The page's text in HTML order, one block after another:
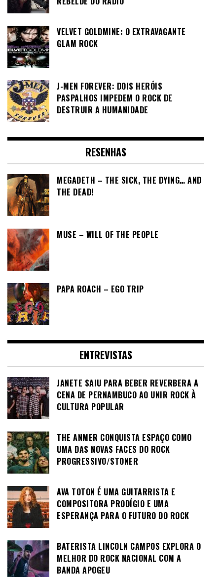
VELVET GOLDMINE: O EXTRAVAGANTE
GLAM ROCK
J-MEN FOREVER: DOIS HERÓIS
PASPALHOS IMPEDEM O ROCK DE
DESTRUIR A HUMANIDADE
RESENHAS
MEGADETH – THE SICK, THE DYING… AND
THE DEAD!
MUSE – WILL OF THE PEOPLE
PAPA ROACH – EGO TRIP
ENTREVISTAS
JANETE SAIU PARA BEBER REVERBERA A
CENA DE PERNAMBUCO AO UNIR ROCK À
CULTURA POPULAR
THE ANMER CONQUISTA ESPAÇO COMO
UMA DAS NOVAS FACES DO ROCK
PROGRESSIVO/STONER
AVA TOTON É UMA GUITARRISTA E
COMPOSITORA PRODÍGIO E UMA
ESPERANÇA PARA O FUTURO DO ROCK
BATERISTA LINCOLN CAMPOS EXPLORA O
MELHOR DO ROCK NACIONAL COM A
BANDA APOGEU